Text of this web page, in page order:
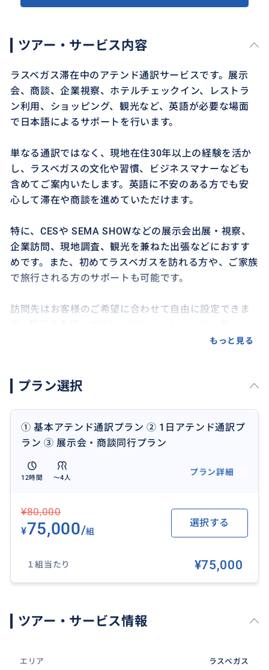
ツアー・サービス内容
ラスベガス滞在中のアテンド通訳サービスです。展示
会、商談、企業視察、ホテルチェックイン、レストラ
ン利用、ショッピング、観光など、英語が必要な場面
で日本語によるサポートを行います。
単なる通訳ではなく、現地在住30年以上の経験を活か
し、ラスベガスの文化や習慣、ビジネスマナーなども
含めてご案内いたします。英語に不安のある方でも安
心して滞在や商談を進めていただけます。
特に、CESや SEMA SHOWなどの展示会出展・視察、
企業訪問、現地調査、観光を兼ねた出張などにおすす
めです。また、初めてラスベガスを訪れる方や、ご家族
で旅行される方のサポートも可能です。
訪問先はお客様のご希望に合わせて自由に設定できま
レストラン、ショッピングモール、ダウンタウン、ラ
移動は徒歩、タクシー、ライドシェア（Uber・Lyf
い。空港送迎やホテル送迎を組み合わせたプランのコ
ーディネートも可能です。
もっと見る
プラン選択
① 基本アテンド通訳プラン ② 1日アテンド通訳プ
ラン ③ 展示会・商談同行プラン
12時間 〜4人
プラン詳細
¥80,000
¥75,000/組
選択する
１組当たり ¥75,000
ツアー・サービス情報
エリア ラスベガス